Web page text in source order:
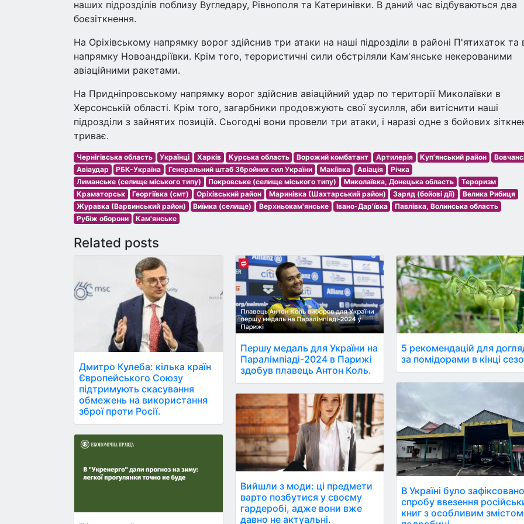
наших підрозділів поблизу Вугледару, Рівнополя та Катеринівки. В даний час відбуваються два
боєзіткнення.
На Оріхівському напрямку ворог здійснив три атаки на наші підрозділи в районі П'ятихаток та
напрямку Новоандріївки. Крім того, терористичні сили обстріляли Кам'янське некерованими
авіаційними ракетами.
На Придніпровському напрямку ворог здійснив авіаційний удар по території Миколаївки в
Херсонській області. Крім того, загарбники продовжують свої зусилля, аби витіснити наші
підрозділи з зайнятих позицій. Сьогодні вони провели три атаки, і наразі одне з бойових
триває.
Чернігівська область Українці Харків Курська область Ворожий комбатант Артилерія Куп'янський район
Авіаудар
РБК-Україна Генеральний штаб Збройних сил України Макіївка Авіація
Річка
Лиманське (селище міського типу)
Покровське (селище міського типу) Миколаївка, Донецька область
Тероризм
Краматорськ
Георгіївка (смт) Оріхівський район Маринівка (Шахтарський район) Заряд (бойові дії)
Велика Рибиця
Журавка (Варвинський район)
Виїмка (селище) Верхньокам'янське Івано-Дар'ївка
Павлівка, Волинська область
Рубіж оборони
Кам'янське
Related posts
Дмитро Кулеба: кілька країн
Європейського Союзу
підтримують скасування
обмежень на використання
зброї проти Росії.
Першу медаль для України на
Паралімпіаді-2024 в Парижі
здобув плавець Антон Коль.
Вийшли з моди: ці предмети
варто позбутися у своєму
гардеробі, адже вони вже
давно не актуальні.
5 рекомендацій для
за помідорами в кінці
В Україні було зафіксовано
спробу ввезення
книг з особливим